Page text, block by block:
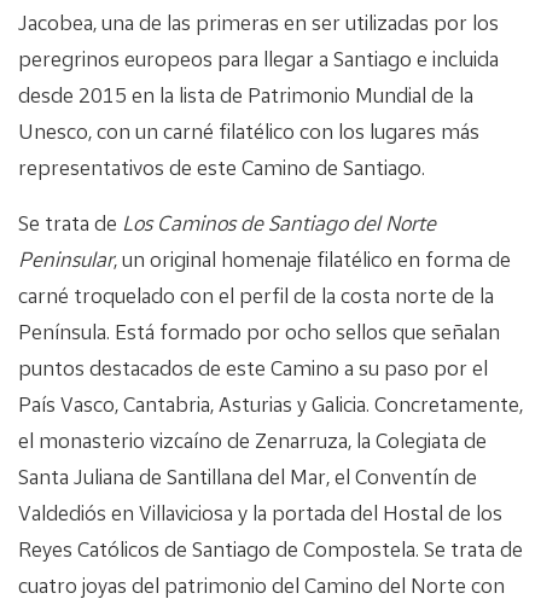
Jacobea, una de las primeras en ser utilizadas por los
peregrinos europeos para llegar a Santiago e incluida
desde 2015 en la lista de Patrimonio Mundial de la
Unesco, con un carné filatélico con los lugares más
representativos de este Camino de Santiago.
Se trata de Los Caminos de Santiago del Norte
Peninsular, un original homenaje filatélico en forma de
carné troquelado con el perfil de la costa norte de la
Península. Está formado por ocho sellos que señalan
puntos destacados de este Camino a su paso por el
País Vasco, Cantabria, Asturias y Galicia. Concretamente,
el monasterio vizcaíno de Zenarruza, la Colegiata de
Santa Juliana de Santillana del Mar, el Conventín de
Valdediós en Villaviciosa y la portada del Hostal de los
Reyes Católicos de Santiago de Compostela. Se trata de
cuatro joyas del patrimonio del Camino del Norte con